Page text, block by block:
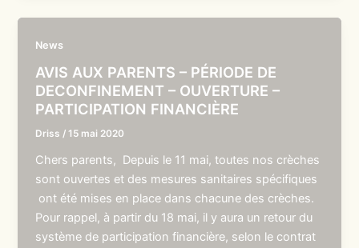
News
AVIS AUX PARENTS – PÉRIODE DE
DECONFINEMENT – OUVERTURE –
PARTICIPATION FINANCIÈRE
Driss /15 mai 2020
Chers parents, Depuis le 11 mai, toutes nos crèches
sont ouvertes et des mesures sanitaires spécifiques
ont été mises en place dans chacune des crèches.
Pour rappel, à partir du 18 mai, il y aura un retour du
système de participation financière, selon le contrat